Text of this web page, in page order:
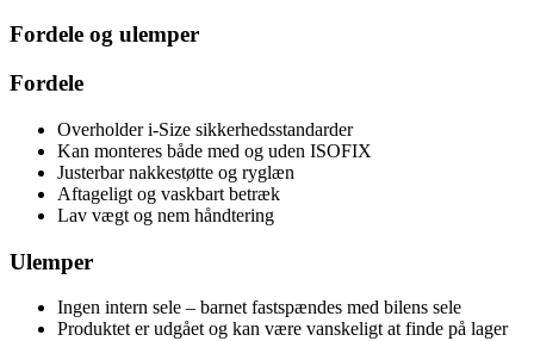
Fordele og ulemper
Fordele
Overholder i-Size sikkerhedsstandarder
Kan monteres både med og uden ISOFIX
Justerbar nakkestøtte og ryglæn
Aftageligt og vaskbart betræk
Lav vægt og nem håndtering
Ulemper
Ingen intern sele – barnet fastspændes med bilens sele
Produktet er udgået og kan være vanskeligt at finde på lager